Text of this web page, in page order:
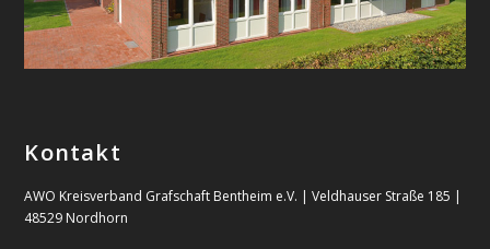
Kontakt
AWO Kreisverband Grafschaft Bentheim e.V. | Veldhauser Straße 185 |
48529 Nordhorn